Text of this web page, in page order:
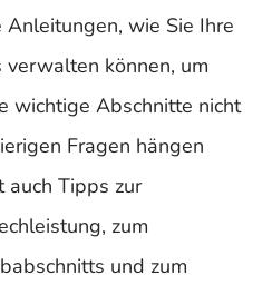
wie Sie Ihre
können, um
wichtige Abschnitte nicht
Fragen hängen
Tipps zur
zum
und zum